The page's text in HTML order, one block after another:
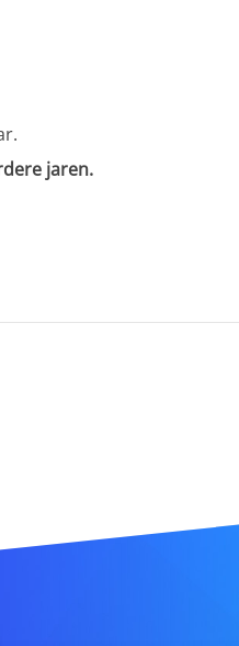
jaren.